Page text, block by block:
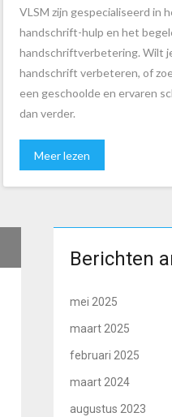
VLSM zijn gespecialiseerd in
handschrift-hulp en het
handschriftverbetering. Wilt
handschrift verbeteren, of
een geschoolde en ervaren
dan verder.
Meer lezen
Berichten
mei 2025
maart 2025
februari 2025
maart 2024
augustus 2023